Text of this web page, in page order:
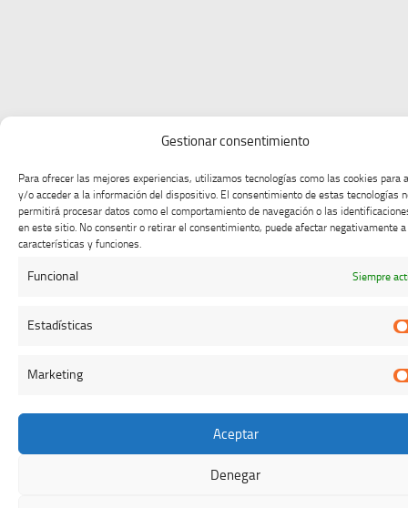
Gestionar consentimiento
Para ofrecer las mejores experiencias, utilizamos tecnologías como las cookies para
y/o acceder a la información del dispositivo. El consentimiento de estas tecnologías
permitirá procesar datos como el comportamiento de navegación o las
en este sitio. No consentir o retirar el consentimiento, puede afectar negativamente
características y funciones.
Funcional Siempre
Estadísticas
Marketing
Aceptar
Denegar